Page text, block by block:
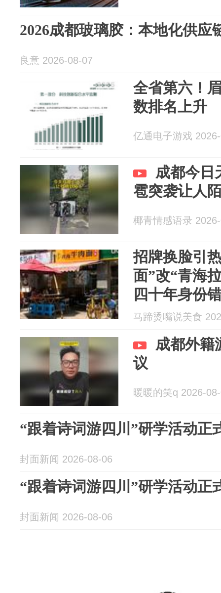
2026成都玻璃胶：本地化供应
良意 2026-08-07
全省第六！
数排名上升
亿通电子游戏
成都今日
雹突袭让人
椰青情感语录
招牌换脸引
面”改“青海
四十年身份
马蹄烫嘴说美食
成都外籍
议
暖暖的笑q 2026-
“跟着诗词游四川”研学活动正
封面新闻 2026-08-06
“跟着诗词游四川”研学活动正
封面新闻 2026-08-06